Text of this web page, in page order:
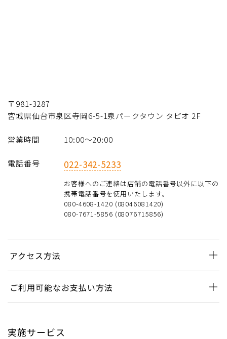
〒981-3287
宮城県仙台市泉区寺岡6-5-1泉パークタウン タピオ 2F
営業時間 10:00～20:00
電話番号 022-342-5233
お客様へのご連絡は店舗の電話番号以外に以下の
携帯電話番号を使用いたします。
080-4608-1420 (08046081420)
080-7671-5856 (08076715856)
アクセス方法
ご利用可能なお支払い方法
実施サービス